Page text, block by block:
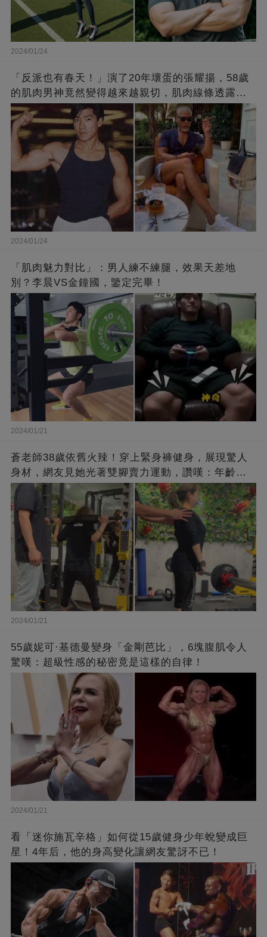
2024/01/24
「反派也有春天！」演了20年壞蛋的張耀揚，58歲
的肌肉男神竟然變得越來越親切，肌肉線條透露了
他的秘密！
2024/01/24
「肌肉魅力對比」：男人練不練腿，效果天差地
別？李晨VS金鐘國，鑒定完畢！
2024/01/21
蒼老師38歲依舊火辣！穿上緊身褲健身，展現驚人
身材，網友見她光著雙腳賣力運動，讚嘆：年齡不
過是個數字！
2024/01/21
55歲妮可·基德曼變身「金剛芭比」，6塊腹肌令人
驚嘆：超級性感的秘密竟是這樣的自律！
2024/01/21
看「迷你施瓦辛格」如何從15歲健身少年蛻變成巨
星！4年后，他的身高變化讓網友驚訝不已！